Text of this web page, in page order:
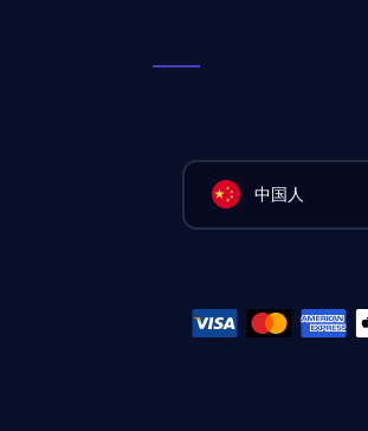
中国人